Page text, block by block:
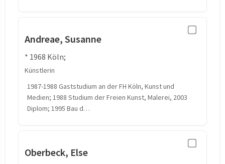
Andreae, Susanne
* 1968 Köln;
Künstlerin
1987-1988 Gaststudium an der FH Köln, Kunst und
Medien; 1988 Studium der Freien Kunst, Malerei, 2003
Diplom; 1995 Bau d…
Oberbeck, Else